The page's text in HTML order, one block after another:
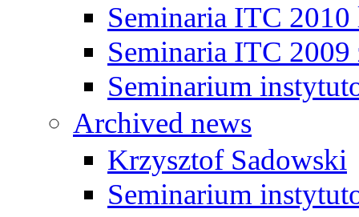
Seminaria ITC 2010
Seminaria ITC 2009
Seminarium
Archived news
Krzysztof Sadowski
Seminarium